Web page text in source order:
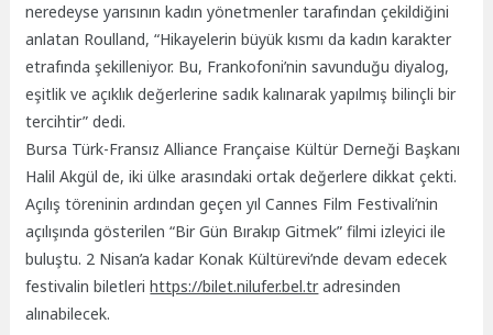
neredeyse yarısının kadın yönetmenler tarafından çekildiğini
anlatan Roulland, “Hikayelerin büyük kısmı da kadın karakter
etrafında şekilleniyor. Bu, Frankofoni’nin savunduğu diyalog,
eşitlik ve açıklık değerlerine sadık kalınarak yapılmış bilinçli bir
tercihtir” dedi.
Bursa Türk-Fransız Alliance Française Kültür Derneği Başkanı
Halil Akgül de, iki ülke arasındaki ortak değerlere dikkat çekti.
Açılış töreninin ardından geçen yıl Cannes Film Festivali’nin
açılışında gösterilen “Bir Gün Bırakıp Gitmek” filmi izleyici ile
buluştu. 2 Nisan’a kadar Konak Kültürevi’nde devam edecek
festivalin biletlerihttps://bilet.nilufer.bel.tradresinden
alınabilecek.